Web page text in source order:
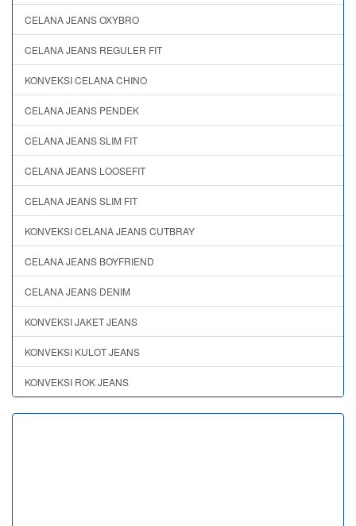
CELANA JEANS OXYBRO
CELANA JEANS REGULER FIT
KONVEKSI CELANA CHINO
CELANA JEANS PENDEK
CELANA JEANS SLIM FIT
CELANA JEANS LOOSEFIT
CELANA JEANS SLIM FIT
KONVEKSI CELANA JEANS CUTBRAY
CELANA JEANS BOYFRIEND
CELANA JEANS DENIM
KONVEKSI JAKET JEANS
KONVEKSI KULOT JEANS
KONVEKSI ROK JEANS